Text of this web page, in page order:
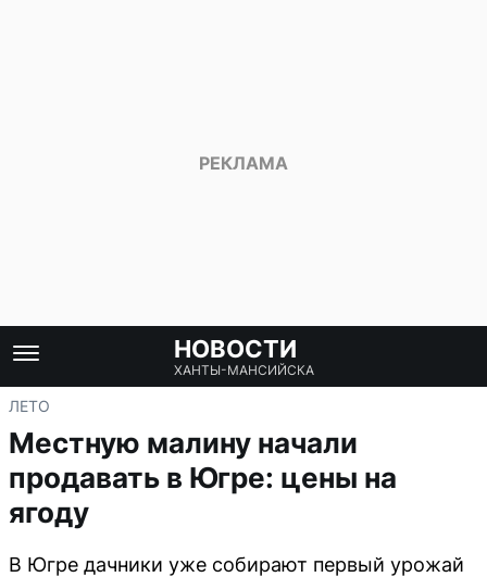
НОВОСТИ
ХАНТЫ-МАНСИЙСКА
ЛЕТО
Местную малину начали
продавать в Югре: цены на
ягоду
В Югре дачники уже собирают первый урожай